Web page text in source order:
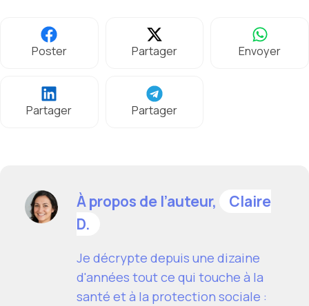
Poster Partager Envoyer
Partager Partager
À propos de l’auteur,
Claire
D.
Je décrypte depuis une dizaine
d'années tout ce qui touche à la
santé et à la protection sociale :